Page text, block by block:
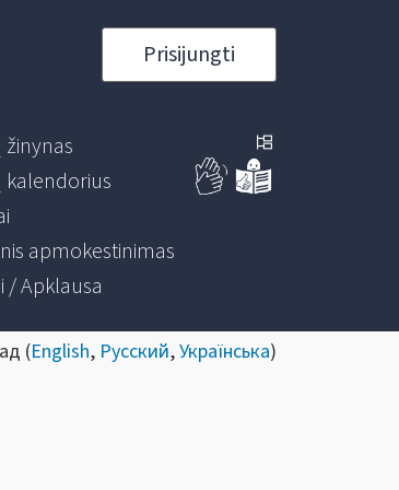
Prisijungti
žinynas
kalendorius
apmokestinimas
/ Apklausa
(English, Русский,Українська)